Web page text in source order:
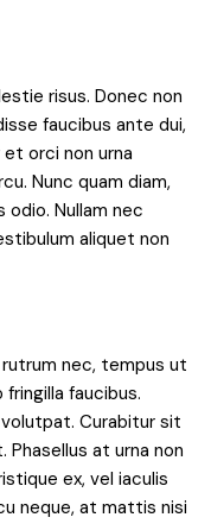
risus. Donec non
faucibus ante dui,
orci non urna
Nunc quam diam,
Nullam nec
aliquet non
nec, tempus ut
faucibus.
Curabitur sit
at urna non
ex, vel iaculis
neque, at mattis nisi